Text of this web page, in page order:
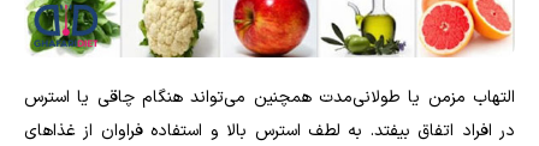
التهاب مزمن یا طولانی‌مدت همچنین می‌تواند هنگام چاقی یا استرس
در افراد اتفاق بیفتد. به لطف استرس بالا و استفاده فراوان از غذاهای